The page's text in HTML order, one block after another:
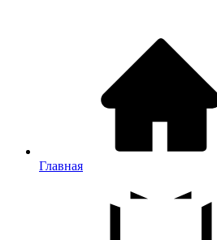
Главная